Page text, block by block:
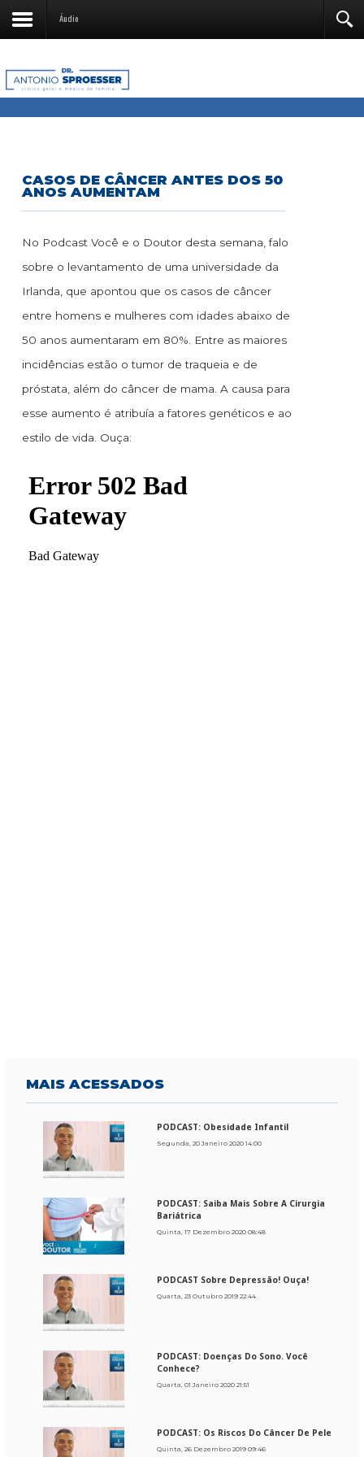
Áudio
CASOS DE CÂNCER ANTES DOS 50
ANOS AUMENTAM
No Podcast Você e o Doutor desta semana, falo
sobre o levantamento de uma universidade da
Irlanda, que apontou que os casos de câncer
entre homens e mulheres com idades abaixo de
50 anos aumentaram em 80%. Entre as maiores
incidências estão o tumor de traqueia e de
próstata, além do câncer de mama. A causa para
esse aumento é atribuía a fatores genéticos e ao
estilo de vida. Ouça:
MAISACESSADOS
PODCAST: Obesidade Infantil
Segunda, 20 Janeiro 2020 14:00
PODCAST: Saiba Mais Sobre A Cirurgia
Bariátrica
Quinta, 17 Dezembro 2020 08:48
PODCAST Sobre Depressão! Ouça!
Quarta, 23 Outubro 2019 22:44
PODCAST: Doenças Do Sono. Você
Conhece?
Quarta, 01 Janeiro 2020 21:51
PODCAST: Os Riscos Do Câncer De Pele
Quinta, 26 Dezembro 2019 09:46